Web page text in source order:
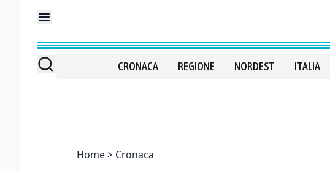
CRONACA REGIONE NORDEST ITALIA
Home Cronaca